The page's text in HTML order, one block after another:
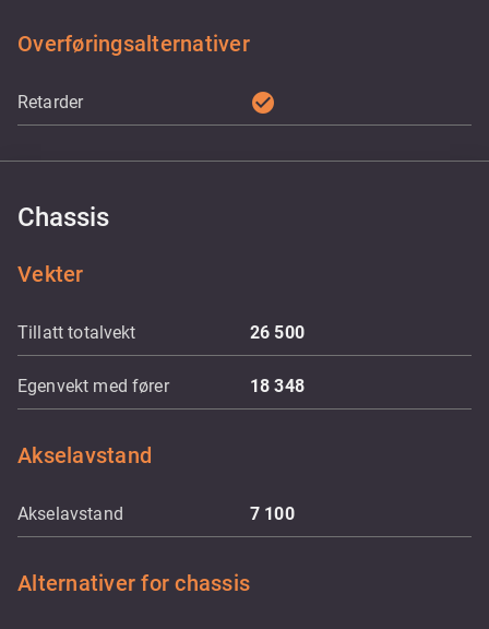
Overføringsalternativer
Retarder check_circle
Chassis
Vekter
Tillatt totalvekt 26 500
Egenvekt med fører 18 348
Akselavstand
Akselavstand 7 100
Alternativer for chassis